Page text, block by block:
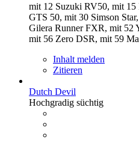
mit 12 Suzuki RV50, mit
GTS 50, mit 30 Simson
Gilera Runner FXR, mit 52
mit 56 Zero DSR, mit 59
Inhalt melden
Zitieren
Dutch Devil
Hochgradig süchtig